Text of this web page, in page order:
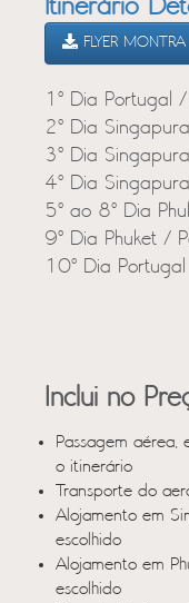
Itinerário
FLYER MONTRA
1º Dia Portugal
2º Dia Singapura
3º Dia Singapura
4º Dia
5º ao 8º Dia
9º Dia Phuket /
10º Dia Portugal
Inclui no
Passagem aérea,
o itinerário
Transporte do
Alojamento em
escolhido
Alojamento em
escolhido